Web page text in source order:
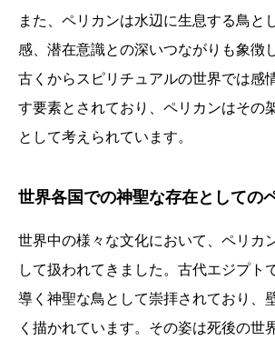
また、ペリカンは水辺に生息する鳥と
感、潜在意識との深いつながりも象徴
古くからスピリチュアルの世界では感
す要素とされており、ペリカンはその
として考えられています。
世界各国での神聖な存在としての
世界中の様々な文化において、ペリカ
して扱われてきました。古代エジプト
導く神聖な鳥として崇拝されており、
く描かれています。その姿は死後の世